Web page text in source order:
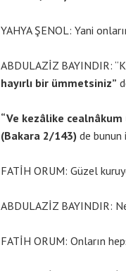
YAHYA ŞENOL: Yani
ABDULAZİZ BAYINDIR:
hayırlı bir ümmetsiniz”
“Ve kezâlike
(Bakara 2/143) de bunun
FATİH ORUM: Güzel
ABDULAZİZ BAYINDIR:
FATİH ORUM: Onların